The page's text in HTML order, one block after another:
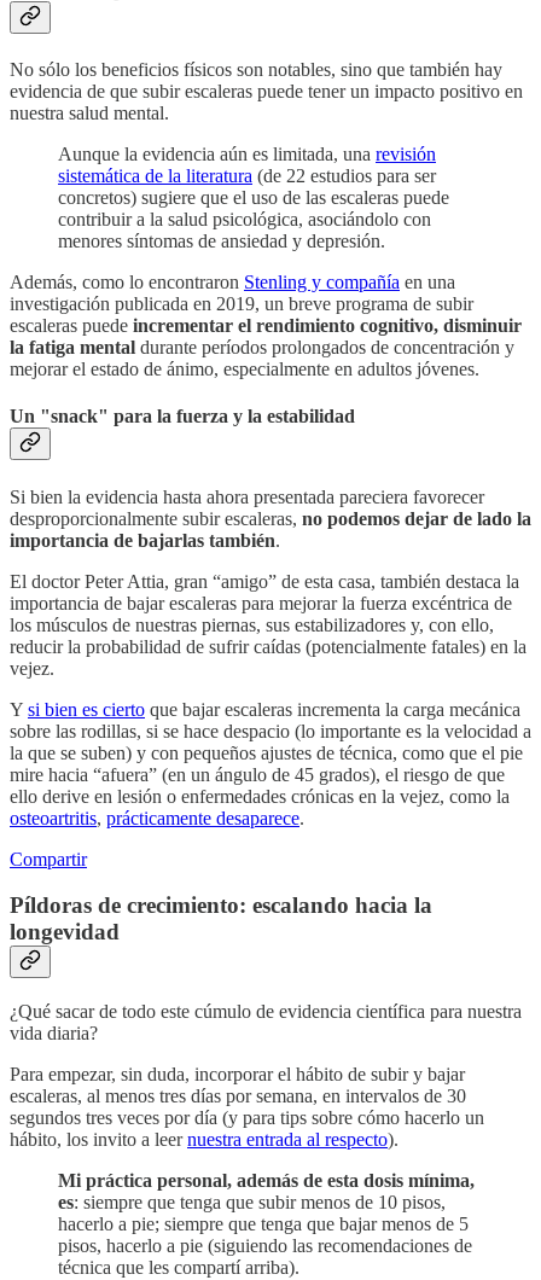
No sólo los beneficios físicos son notables, sino que también hay
evidencia de que subir escaleras puede tener un impacto positivo en
nuestra salud mental.
Aunque la evidencia aún es limitada, una revisión
sistemática de la literatura (de 22 estudios para ser
concretos) sugiere que el uso de las escaleras puede
contribuir a la salud psicológica, asociándolo con
menores síntomas de ansiedad y depresión.
Además, como lo encontraron Stenling y compañía en una
investigación publicada en 2019, un breve programa de subir
escaleras puede incrementar el rendimiento cognitivo, disminuir
la fatiga mental durante períodos prolongados de concentración y
mejorar el estado de ánimo, especialmente en adultos jóvenes.
Un "snack" para la fuerza y la estabilidad
Si bien la evidencia hasta ahora presentada pareciera favorecer
desproporcionalmente subir escaleras, no podemos dejar de lado la
importancia de bajarlas también.
El doctor Peter Attia, gran “amigo” de esta casa, también destaca la
importancia de bajar escaleras para mejorar la fuerza excéntrica de
los músculos de nuestras piernas, sus estabilizadores y, con ello,
reducir la probabilidad de sufrir caídas (potencialmente fatales) en la
vejez.
Y si bien es cierto que bajar escaleras incrementa la carga mecánica
sobre las rodillas, si se hace despacio (lo importante es la velocidad a
la que se suben) y con pequeños ajustes de técnica, como que el pie
mire hacia “afuera” (en un ángulo de 45 grados), el riesgo de que
ello derive en lesión o enfermedades crónicas en la vejez, como la
osteoartritis, prácticamente desaparece.
Compartir
Píldoras de crecimiento: escalando hacia la
longevidad
¿Qué sacar de todo este cúmulo de evidencia científica para nuestra
vida diaria?
Para empezar, sin duda, incorporar el hábito de subir y bajar
escaleras, al menos tres días por semana, en intervalos de 30
segundos tres veces por día (y para tips sobre cómo hacerlo un
hábito, los invito a leernuestra entrada al respecto).
Mi práctica personal, además de esta dosis mínima,
es: siempre que tenga que subir menos de 10 pisos,
hacerlo a pie; siempre que tenga que bajar menos de 5
pisos, hacerlo a pie (siguiendo las recomendaciones de
técnica que les compartí arriba).